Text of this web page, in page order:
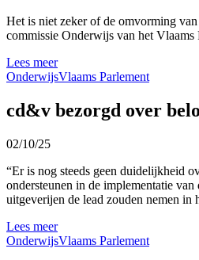
Het is niet zeker of de omvorming
commissie Onderwijs van het
Lees meer
OnderwijsVlaams Parlement
cd&v bezorgd over
02/10/25
“Er is nog steeds geen duidelijkheid
ondersteunen in de implementatie
uitgeverijen de lead zouden nemen
Lees meer
OnderwijsVlaams Parlement